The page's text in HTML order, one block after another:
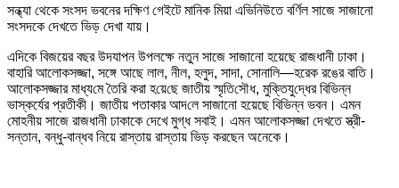
সন্ধ্যা থেকে সংসদ ভবনের দক্ষিণ গেইটে মানিক মিয়া এভিনিউতে বর্ণিল সাজে সাজানো
সংসদকে দেখতে ভিড় দেখা যায়।
এদিকে বিজয়ের বছর উদযাপন উপলক্ষে নতুন সাজে সাজানো হয়েছে রাজধানী ঢাকা।
বাহারি আলোকসজ্জা, সঙ্গে আছে লাল, নীল, হলুদ, সাদা, সোনালি—হরেক রঙের বাতি।
আলোকসজ্জার মাধ্য‌মে তৈরি করা হ‌য়ে‌ছে জাতীয় স্মৃ‌তি‌সৌধ, মু‌ক্তি‌যু‌দ্ধের বি‌ভিন্ন
ভাস্কর্যের প্রতীকী। জাতীয় পতাকার আদ‌লে সাজানো হয়েছে বিভিন্ন ভবন। এমন
মোহনীয় সাজে রাজধানী ঢাকাকে দেখে মুগ্ধ সবাই। এমন আলোকসজ্জা দেখতে স্ত্রী-
সন্তান, বন্ধু-বান্ধব নিয়ে রাস্তায় রাস্তায় ভিড় করছেন অনেকে।